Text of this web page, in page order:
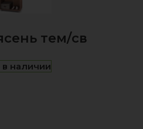
тем/св
в наличии